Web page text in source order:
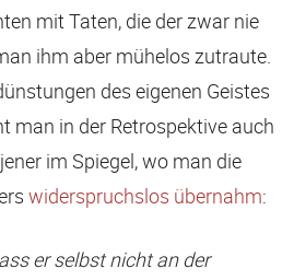
mit Taten, die der zwar nie
ihm aber mühelos zutraute.
des eigenen Geistes
man in der Retrospektive auch
im Spiegel, wo man die
widerspruchslos übernahm:
er selbst nicht an der